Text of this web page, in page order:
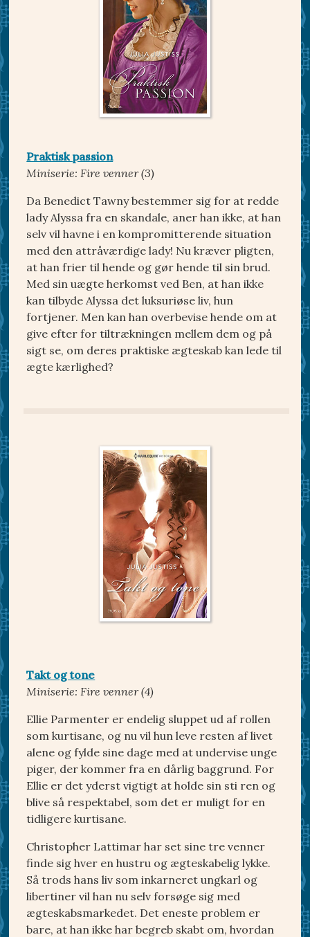
Praktisk passion
Miniserie: Fire venner (3)
Da Benedict Tawny bestemmer sig for at redde
lady Alyssa fra en skandale, aner han ikke, at han
selv vil havne i en kompromitterende situation
med den attråværdige lady! Nu kræver pligten,
at han frier til hende og gør hende til sin brud.
Med sin uægte herkomst ved Ben, at han ikke
kan tilbyde Alyssa det luksuriøse liv, hun
fortjener. Men kan han overbevise hende om at
give efter for tiltrækningen mellem dem og på
sigt se, om deres praktiske ægteskab kan lede til
ægte kærlighed?
Takt og tone
Miniserie: Fire venner (4)
Ellie Parmenter er endelig sluppet ud af rollen
som kurtisane, og nu vil hun leve resten af livet
alene og fylde sine dage med at undervise unge
piger, der kommer fra en dårlig baggrund. For
Ellie er det yderst vigtigt at holde sin sti ren og
blive så respektabel, som det er muligt for en
tidligere kurtisane.
Christopher Lattimar har set sine tre venner
finde sig hver en hustru og ægteskabelig lykke.
Så trods hans liv som inkarneret ungkarl og
libertiner vil han nu selv forsøge sig med
ægteskabsmarkedet. Det eneste problem er
bare, at han ikke har begreb skabt om, hvordan